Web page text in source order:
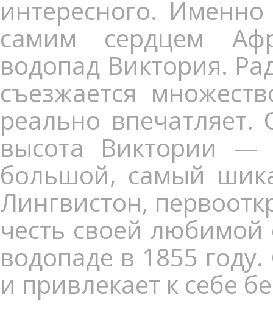
интересного.
самим сердцем
водопад Виктория.
съезжается
реально
высота Виктории —
большой, самый
Лингвистон,
честь своей
водопаде в 1855
и привлекает к себе